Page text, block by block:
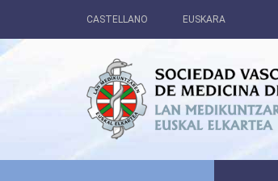
CASTELLANO EUSKARA